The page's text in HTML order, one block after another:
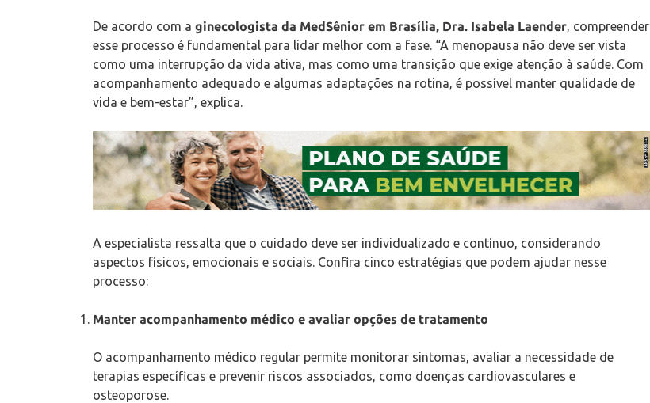
De acordo com a ginecologista da MedSênior em Brasília, Dra. Isabela Laender, compreender
esse processo é fundamental para lidar melhor com a fase. “A menopausa não deve ser vista
como uma interrupção da vida ativa, mas como uma transição que exige atenção à saúde. Com
acompanhamento adequado e algumas adaptações na rotina, é possível manter qualidade de
vida e bem-estar”, explica.
A especialista ressalta que o cuidado deve ser individualizado e contínuo, considerando
aspectos físicos, emocionais e sociais. Confira cinco estratégias que podem ajudar nesse
processo:
Manter acompanhamento médico e avaliar opções de tratamento
O acompanhamento médico regular permite monitorar sintomas, avaliar a necessidade de
terapias específicas e prevenir riscos associados, como doenças cardiovasculares e
osteoporose.